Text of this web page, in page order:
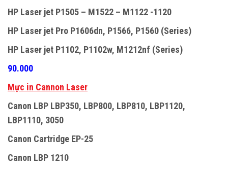
HP Laser jet P1505 – M1522 – M1122 -1120
HP Laser jet Pro P1606dn, P1566, P1560 (Series)
HP Laser jet P1102, P1102w, M1212nf (Series)
90.000
Mực in Cannon Laser
Canon LBP LBP350, LBP800, LBP810, LBP1120,
LBP1110, 3050
Canon Cartridge EP-25
Canon LBP 1210